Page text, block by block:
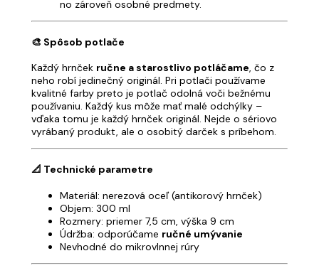
no zároveň osobné predmety.
🎨 Spôsob potlače
Každý hrnček ručne a starostlivo potláčame, čo z
neho robí jedinečný originál. Pri potlači používame
kvalitné farby preto je potlač odolná voči bežnému
používaniu. Každý kus môže mať malé odchýlky –
vďaka tomu je každý hrnček originál. Nejde o sériovo
vyrábaný produkt, ale o osobitý darček s príbehom.
📐 Technické parametre
Materiál: nerezová oceľ (antikorový hrnček)
Objem: 300 ml
Rozmery: priemer 7,5 cm, výška 9 cm
Údržba: odporúčame ručné umývanie
Nevhodné do mikrovlnnej rúry